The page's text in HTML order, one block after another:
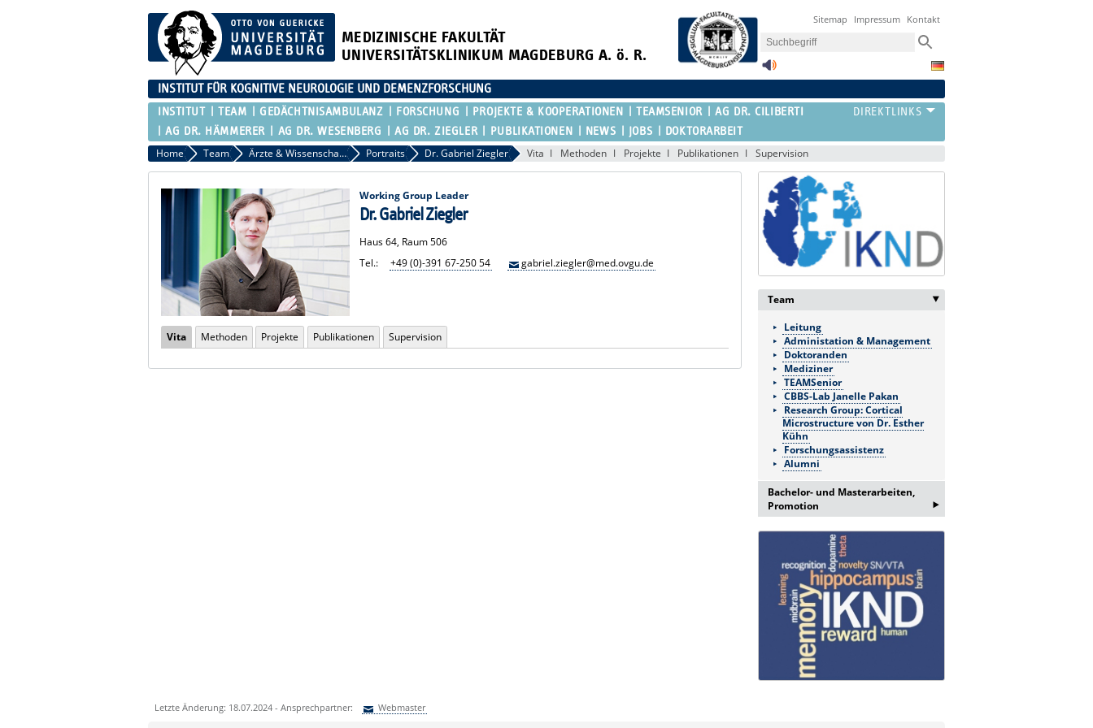
MEDIZINISCHE FAKULTÄT
UNIVERSITÄTSKLINIKUM MAGDEBURG A. ö. R.
Sitemap Impressum Kontakt
INSTITUT FÜR KOGNITIVE NEUROLOGIE UND DEMENZFORSCHUNG
INSTITUT TEAM GEDÄCHTNISAMBULANZ FORSCHUNG PROJEKTE & KOOPERATIONEN TEAMSENIOR
AG DR. CILIBERTI
AG DR. HÄMMERER
AG DR. WESENBERG AG DR. ZIEGLER PUBLIKATIONEN NEWS JOBS DOKTORARBEIT
Home Team Ärzte & Wissenschaftliche Mitarbeiter der AG Düzel Portraits Dr. Gabriel Ziegler Vita Methoden Projekte Publikationen Supervision
Working Group Leader
Dr. Gabriel Ziegler
Haus 64, Raum 506
Tel.:
+49 (0)-391 67-250 54 gabriel.ziegler@med.ovgu.de
Vita Methoden Projekte Publikationen Supervision
Team ‣
Leitung
Administation & Management
Doktoranden
Mediziner
TEAMSenior
CBBS-Lab Janelle Pakan
Research Group: Cortical
Microstructure von Dr. Esther
Kühn
Forschungsassistenz
Alumni
Bachelor- und Masterarbeiten,
Promotion
‣
Bei Interesse an einer
Bachelor/Masterarbeit oder
Promotion erfragen Sie bitte ein
Informationsgespräch bei:
Frau Lema Jamizade:
lema.jamizada@med.ovgu.de
oder telefonisch unter:
0391 67-250 51
Letzte Änderung: 18.07.2024 - Ansprechpartner: Webmaster